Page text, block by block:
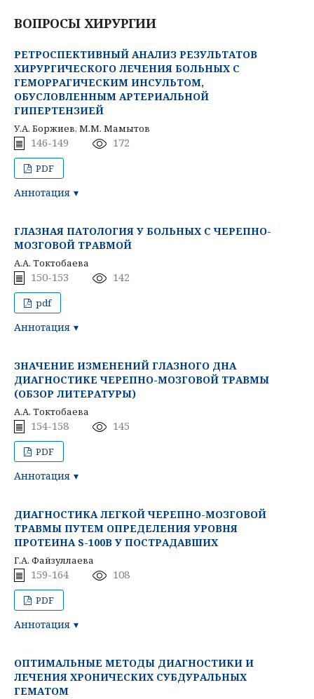
ВОПРОСЫ ХИРУРГИИ
РЕТРОСПЕКТИВНЫЙ АНАЛИЗ РЕЗУЛЬТАТОВ
ХИРУРГИЧЕСКОГО ЛЕЧЕНИЯ БОЛЬНЫХ С
ГЕМОРРАГИЧЕСКИМ ИНСУЛЬТОМ,
ОБУСЛОВЛЕННЫМ АРТЕРИАЛЬНОЙ
ГИПЕРТЕНЗИЕЙ
У.А. Боржиев, М.М. Мамытов
146-149 172
PDF
Аннотация
ГЛАЗНАЯ ПАТОЛОГИЯ У БОЛЬНЫХ С ЧЕРЕПНО-
МОЗГОВОЙ ТРАВМОЙ
А.А. Токтобаева
150-153 142
pdf
Аннотация
ЗНАЧЕНИЕ ИЗМЕНЕНИЙ ГЛАЗНОГО ДНА
ДИАГНОСТИКЕ ЧЕРЕПНО-МОЗГОВОЙ ТРАВМЫ
(ОБЗОР ЛИТЕРАТУРЫ)
А.А. Токтобаева
154-158 145
PDF
Аннотация
ДИАГНОСТИКА ЛЕГКОЙ ЧЕРЕПНО-МОЗГОВОЙ
ТРАВМЫ ПУТЕМ ОПРЕДЕЛЕНИЯ УРОВНЯ
ПРОТЕИНА S-100B У ПОСТРАДАВШИХ
Г.А. Файзуллаева
159-164 108
PDF
Аннотация
ОПТИМАЛЬНЫЕ МЕТОДЫ ДИАГНОСТИКИ И
ЛЕЧЕНИЯ ХРОНИЧЕСКИХ СУБДУРАЛЬНЫХ
ГЕМАТОМ